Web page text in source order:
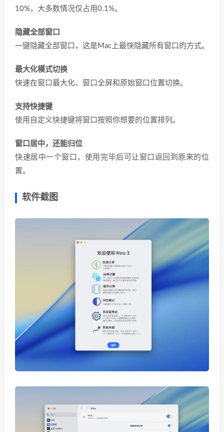
10%，大多数情况仅占用0.1%。
隐藏全部窗口
一键隐藏全部窗口，这是Mac上最快隐藏所有窗口的方式。
最大化模式切换
快速在窗口最大化、窗口全屏和原始窗口位置切换。
支持快捷键
使用自定义快捷键将窗口按照你想要的位置排列。
窗口居中，还能归位
快速居中一个窗口，使用完毕后可让窗口返回到原来的位
置。
软件截图